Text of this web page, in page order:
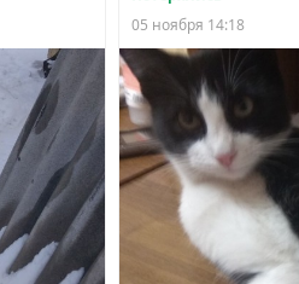
05 ноября 14:18